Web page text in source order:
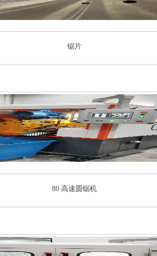
锯片
80 高速圆锯机